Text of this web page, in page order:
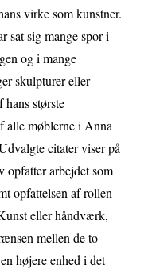
virke som kunstner.
sat sig mange spor i
og i mange
skulpturer eller
største
alle møblerne i Anna
citater viser på
opfatter arbejdet som
opfattelsen af rollen
eller håndværk,
mellen de to
højere enhed i det